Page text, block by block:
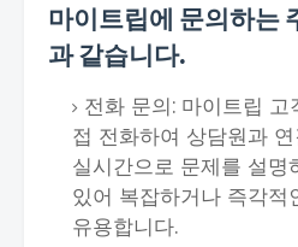
마이트립에 문의하는
과 같습니다.
전화 문의: 마이트립
접 전화하여 상담원과
실시간으로 문제를 설명
있어 복잡하거나 즉각
유용합니다.